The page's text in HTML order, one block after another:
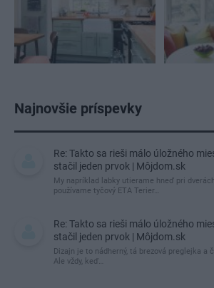
Najnovšie príspevky
Re: Takto sa rieši málo úložného
stačil jeden prvok | Môjdom.sk
My napríklad labky utierame hneď pri
používame tyčový ETA Terier…
Re: Takto sa rieši málo úložného
stačil jeden prvok | Môjdom.sk
Dizajn je to nádherný, tá brezová preglejka a
Ale vždy, keď…